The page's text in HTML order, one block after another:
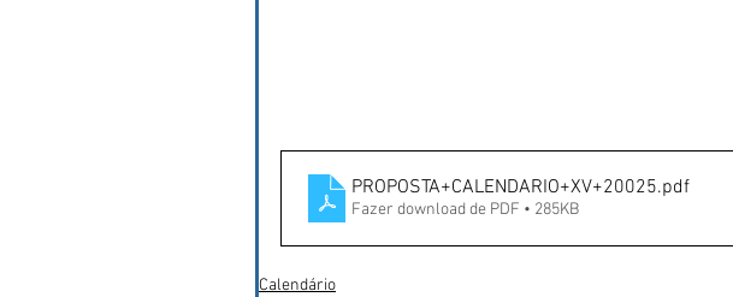
PROPOSTA+CALENDARIO+XV+20025.pdf
Fazer download de PDF • 285KB
Calendário